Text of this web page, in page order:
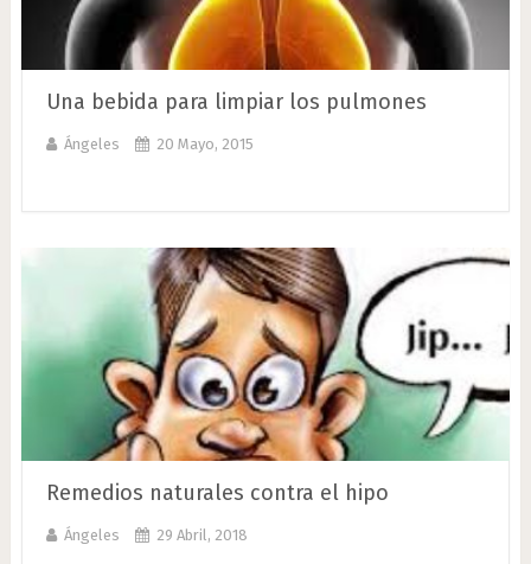
Una bebida para limpiar los pulmones
Ángeles 20 Mayo, 2015
Remedios naturales contra el hipo
Ángeles 29 Abril, 2018